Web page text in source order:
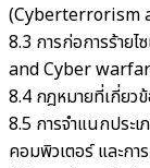
(Cyberterrorism
8.3 การก่อการร้าย
and Cyber
8.4 กฎหมายที่เกี่ยว
8.5 การจำแนกประ
คอมพิวเตอร์ และกา